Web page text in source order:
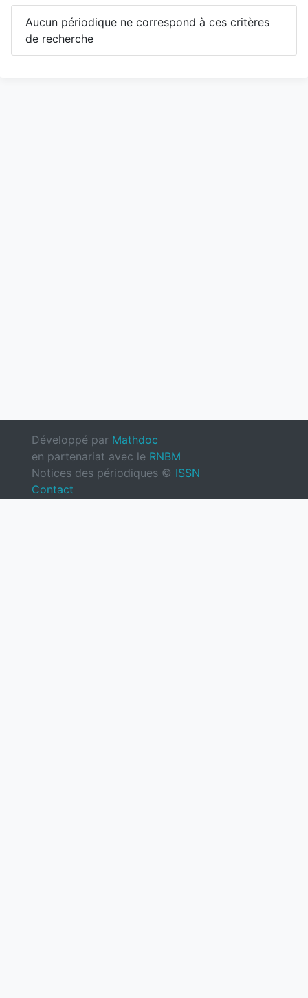
Aucun périodique ne correspond à ces critères
de recherche
Développé par Mathdoc
en partenariat avec le RNBM
Notices des périodiques © ISSN
Contact